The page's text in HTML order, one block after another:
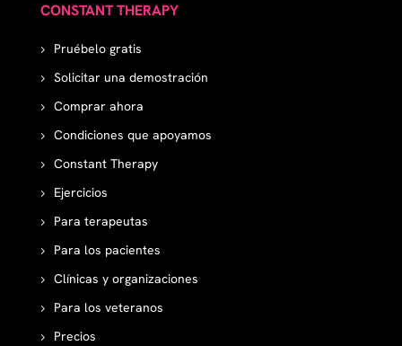
CONSTANT THERAPY
Pruébelo gratis
Solicitar una demostración
Comprar ahora
Condiciones que apoyamos
Constant Therapy
Ejercicios
Para terapeutas
Para los pacientes
Clínicas y organizaciones
Para los veteranos
Precios